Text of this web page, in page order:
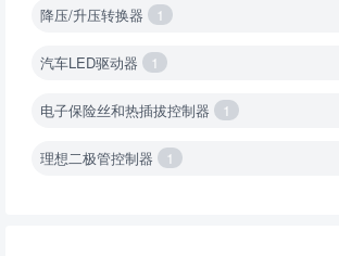
降压/升压转换器 1
汽车LED驱动器 1
电子保险丝和热插拔控制器 1
理想二极管控制器 1